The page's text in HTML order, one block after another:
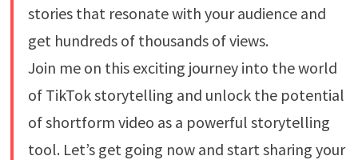
stories that resonate with your audience and
get hundreds of thousands of views.
Join me on this exciting journey into the world
of TikTok storytelling and unlock the potential
of shortform video as a powerful storytelling
tool. Let’s get going now and start sharing your